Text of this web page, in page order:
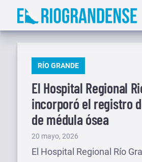
Saltar
PUBLICADO
RÍO GRANDE
El Hospital Regional
incorporó el registro
de médula ósea
Publicado
el
20 mayo, 2026
El Hospital Regional Río